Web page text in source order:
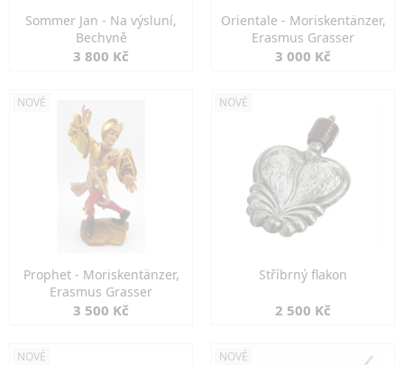
Sommer Jan - Na výsluní,
Bechyně
3 800 Kč
Orientale - Moriskentänzer,
Erasmus Grasser
3 000 Kč
NOVÉ
Prophet - Moriskentänzer,
Erasmus Grasser
3 500 Kč
NOVÉ
Stříbrný flakon
2 500 Kč
NOVÉ NOVÉ